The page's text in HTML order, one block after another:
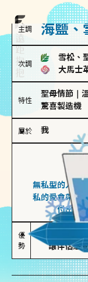
主調 海鹽、
次調
雪松、
大馬士
特性
聖母情節
驚喜製造機
屬於 我
無私型的人傾
私的愛會帶來
付出中
優
勢
讓伴侶感受